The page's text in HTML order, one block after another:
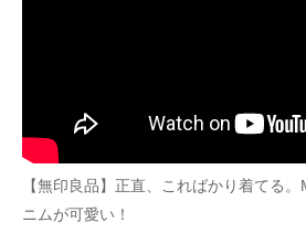
マーケ×ITの今がよく分かる
ITエンジニア向け専門サイト
【無印良品】正直、こればかり着てる
ニムが可愛い！